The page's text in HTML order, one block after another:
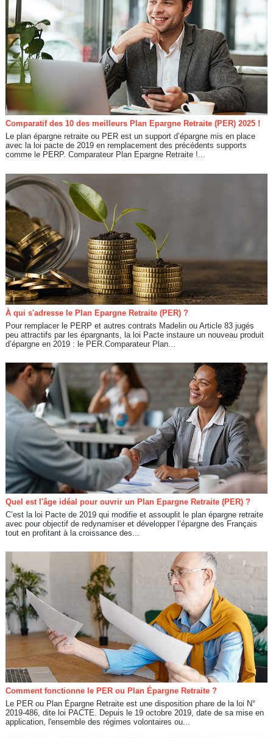
Comparatif des 10 des meilleurs Plan Epargne Retraite (PER) 2025 !
Le plan épargne retraite ou PER est un support d’épargne mis en place
avec la loi pacte de 2019 en remplacement des précédents supports
comme le PERP. Comparateur Plan Epargne Retraite !...
À qui s'adresse le Plan Epargne Retraite (PER) ?
Pour remplacer le PERP et autres contrats Madelin ou Article 83 jugés
peu attractifs par les épargnants, la loi Pacte instaure un nouveau produit
d’épargne en 2019 : le PER.Comparateur Plan...
Quel est l'âge idéal pour ouvrir un Plan Epargne Retraite (PER) ?
C’est la loi Pacte de 2019 qui modifie et assouplit le plan épargne retraite
avec pour objectif de redynamiser et développer l’épargne des Français
tout en profitant à la croissance des...
Comment fonctionne le PER ou Plan Épargne Retraite ?
Le PER ou Plan Épargne Retraite est une disposition phare de la loi N°
2019-486, dite loi PACTE. Depuis le 19 octobre 2019, date de sa mise en
application, l'ensemble des régimes volontaires ou...